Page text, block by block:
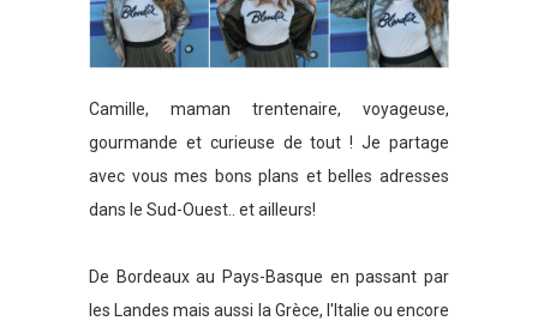
Camille, maman trentenaire, voyageuse,
gourmande et curieuse de tout ! Je partage
avec vous mes bons plans et belles adresses
dans le Sud-Ouest.. et ailleurs!
De Bordeaux au Pays-Basque en passant par
les Landes mais aussi la Grèce, l'Italie ou encore